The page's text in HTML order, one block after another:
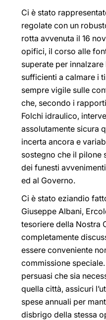
Ci è stato
regolate con un
rotta avvenuta il 16
opifici, il corso alle
superate per innalzare
sufficienti a calmare i
sempre vigile sulle
che, secondo i
Folchi idraulico,
assolutamente sicura
incerta ancora e
sostegno che il pilone
dei funesti
ed al Governo.
Ci è stato eziandio
Giuseppe Albani,
tesoriere della Nostra
completamente
essere conveniente
commissione
persuasi che sia
quella città, assicuri
spese annuali per
disbrigo della stessa